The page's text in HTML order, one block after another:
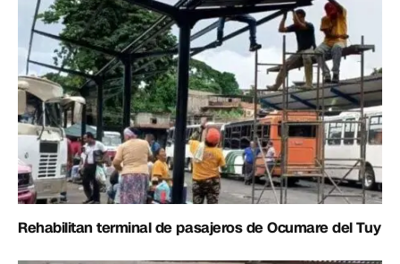
Rehabilitan terminal de pasajeros de Ocumare del Tuy